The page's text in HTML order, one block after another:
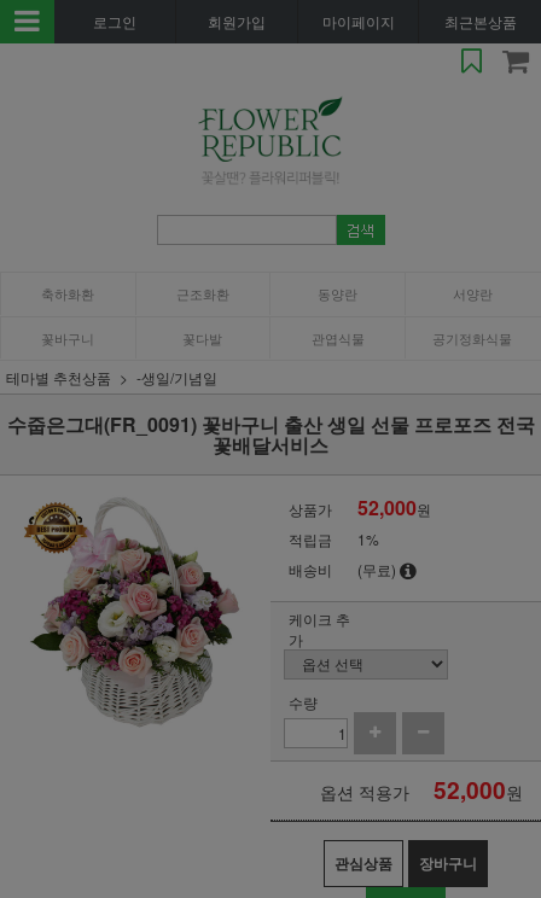
로그인 회원가입 마이페이지 최근본상품
축하화환 근조화환 동양란 서양란
꽃바구니 꽃다발 관엽식물 공기정화식물
테마별 추천상품 -생일/기념일
수줍은그대(FR_0091) 꽃바구니 출산 생일 선물 프로포즈 전국
꽃배달서비스
상품가 52,000원
적립금
1%
배송비
(무료)
케이크 추
가
수량
옵션 적용가 52,000원
관심상품 장바구니